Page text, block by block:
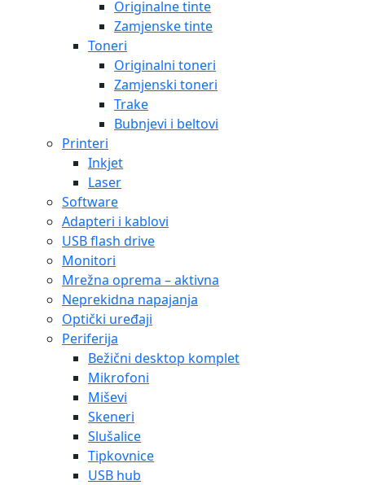
Originalne tinte
Zamjenske tinte
Toneri
Originalni toneri
Zamjenski toneri
Trake
Bubnjevi i beltovi
Printeri
Inkjet
Laser
Software
Adapteri i kablovi
USB flash drive
Monitori
Mrežna oprema – aktivna
Neprekidna napajanja
Optički uređaji
Periferija
Bežični desktop komplet
Mikrofoni
Miševi
Skeneri
Slušalice
Tipkovnice
USB hub